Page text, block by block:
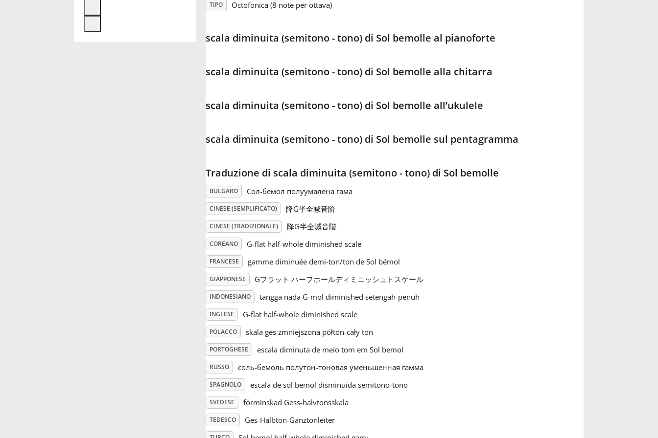
Français
TIPO Octofonica (8 note per ottava)
scala diminuita (semitono - tono) di Sol bemolle al pianoforte
scala diminuita (semitono - tono) di Sol bemolle alla chitarra
scala diminuita (semitono - tono) di Sol bemolle all’ukulele
scala diminuita (semitono - tono) di Sol bemolle sul pentagramma
Traduzione di scala diminuita (semitono - tono) di Sol bemolle
BULGARO Сол-бемол полуумалена гама
CINESE (SEMPLIFICATO) 降G半全减音阶
CINESE (TRADIZIONALE) 降G半全減音階
COREANO G-flat half-whole diminished scale
FRANCESE gamme diminuée demi-ton/ton de Sol bémol
GIAPPONESE Gフラット ハーフホールディミニッシュトスケール
INDONESIANO tangga nada G-mol diminished setengah-penuh
INGLESE G-flat half-whole diminished scale
POLACCO skala ges zmniejszona półton-cały ton
PORTOGHESE escala diminuta de meio tom em Sol bemol
RUSSO соль-бемоль полутон-тоновая уменьшенная гамма
SPAGNOLO escala de sol bemol disminuida semitono-tono
SVEDESE förminskad Gess-halvtonsskala
TEDESCO Ges-Halbton-Ganztonleiter